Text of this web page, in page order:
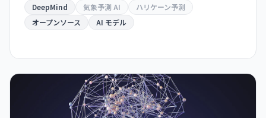
た。GitHub でオープンソース化。
DeepMind 気象予測 AI
ハリケーン予測
オープンソース
AI モデル